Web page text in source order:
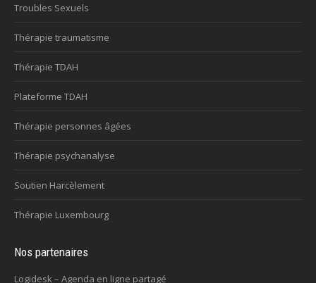
Troubles Sexuels
Thérapie traumatisme
Thérapie TDAH
Plateforme TDAH
Thérapie personnes âgées
Thérapie psychanalyse
Soutien Harcèlement
Thérapie Luxembourg
Nos partenaires
Logidesk – Agenda en ligne partagé